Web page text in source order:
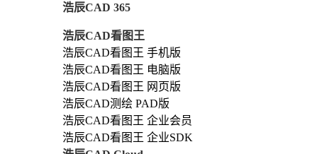
浩辰CAD 365
浩辰CAD看图王
浩辰CAD看图王 手机版
浩辰CAD看图王 电脑版
浩辰CAD看图王 网页版
浩辰CAD测绘 PAD版
浩辰CAD看图王 企业会员
浩辰CAD看图王 企业SDK